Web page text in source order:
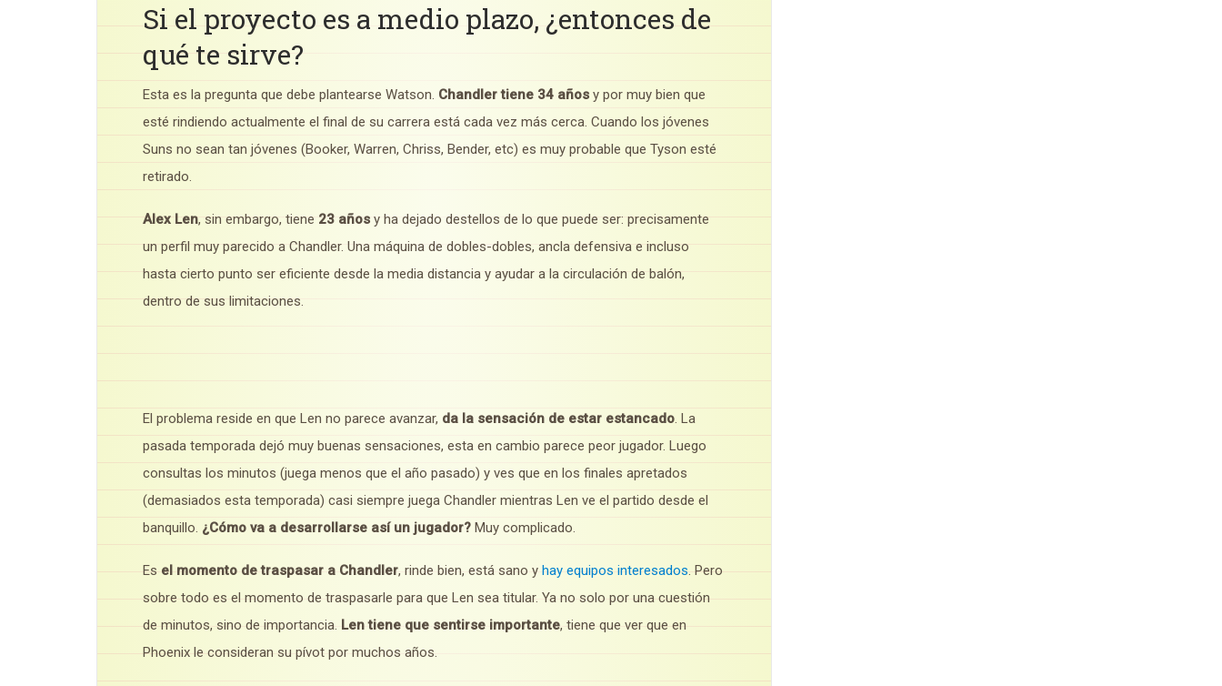
Si el proyecto es a medio plazo, ¿entonces de
qué te sirve?
Esta es la pregunta que debe plantearse Watson. Chandler tiene 34 años y por muy bien que
esté rindiendo actualmente el final de su carrera está cada vez más cerca. Cuando los jóvenes
Suns no sean tan jóvenes (Booker, Warren, Chriss, Bender, etc) es muy probable que Tyson esté
retirado.
Alex Len, sin embargo, tiene 23 años y ha dejado destellos de lo que puede ser: precisamente
un perfil muy parecido a Chandler. Una máquina de dobles-dobles, ancla defensiva e incluso
hasta cierto punto ser eficiente desde la media distancia y ayudar a la circulación de balón,
dentro de sus limitaciones.
El problema reside en que Len no parece avanzar, da la sensación de estar estancado. La
pasada temporada dejó muy buenas sensaciones, esta en cambio parece peor jugador. Luego
consultas los minutos (juega menos que el año pasado) y ves que en los finales apretados
(demasiados esta temporada) casi siempre juega Chandler mientras Len ve el partido desde el
banquillo. ¿Cómo va a desarrollarse así un jugador? Muy complicado.
Es el momento de traspasar a Chandler, rinde bien, está sano y hay equipos interesados. Pero
sobre todo es el momento de traspasarle para que Len sea titular. Ya no solo por una cuestión
de minutos, sino de importancia. Len tiene que sentirse importante, tiene que ver que en
Phoenix le consideran su pívot por muchos años.